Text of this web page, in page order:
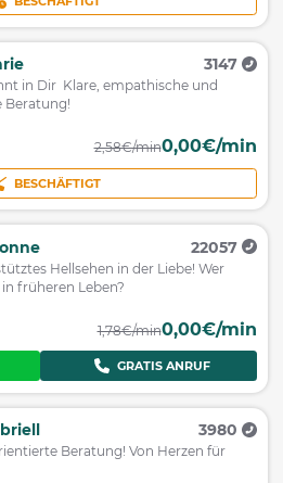
3147
in Dir Klare, empathische und
Beratung!
2,58€/min0,00€/min
BESCHÄFTIGT
22057
Hellsehen in der Liebe! Wer
früheren Leben?
1,78€/min0,00€/min
GRATIS ANRUF
3980
Beratung! Von Herzen für